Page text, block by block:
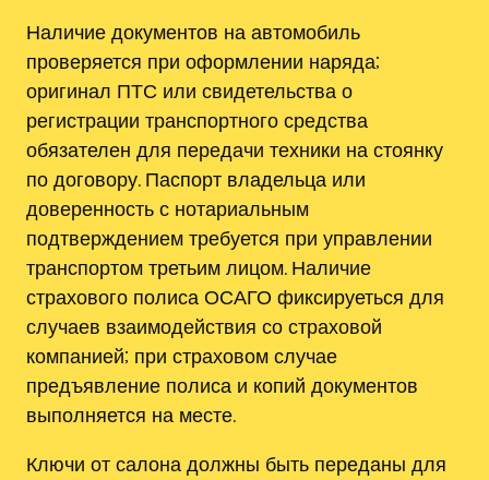
Наличие документов на автомобиль
проверяется при оформлении наряда;
оригинал ПТС или свидетельства о
регистрации транспортного средства
обязателен для передачи техники на стоянку
по договору. Паспорт владельца или
доверенность с нотариальным
подтверждением требуется при управлении
транспортом третьим лицом. Наличие
страхового полиса ОСАГО фиксируеться для
случаев взаимодействия со страховой
компанией; при страховом случае
предъявление полиса и копий документов
выполняется на месте.
Ключи от салона должны быть переданы для